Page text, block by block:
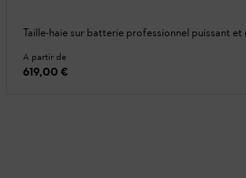
Taille-haie sur batterie professionnel puissant
A partir de
619,00 €